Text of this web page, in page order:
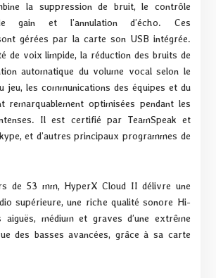
la suppression de bruit, le contrôle
gain et l’annulation d’écho. Ces
gérées par la carte son USB intégrée.
de voix limpide, la réduction des bruits de
automatique du volume vocal selon le
jeu, les communications des équipes et du
remarquablement optimisées pendant les
Il est certifié par TeamSpeak et
et d’autres principaux programmes de
de 53 mm, HyperX Cloud II délivre une
supérieure, une riche qualité sonore Hi-
aiguës, médium et graves d’une extrême
des basses avancées, grâce à sa carte